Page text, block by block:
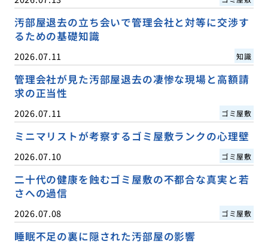
汚部屋退去の立ち会いで管理会社と対等に交渉す
るための基礎知識
2026.07.11 知識
管理会社が見た汚部屋退去の凄惨な現場と高額請
求の正当性
2026.07.11 ゴミ屋敷
ミニマリストが考察するゴミ屋敷ランクの心理壁
2026.07.10 ゴミ屋敷
二十代の健康を蝕むゴミ屋敷の不都合な真実と若
さへの過信
2026.07.08 ゴミ屋敷
睡眠不足の裏に隠された汚部屋の影響